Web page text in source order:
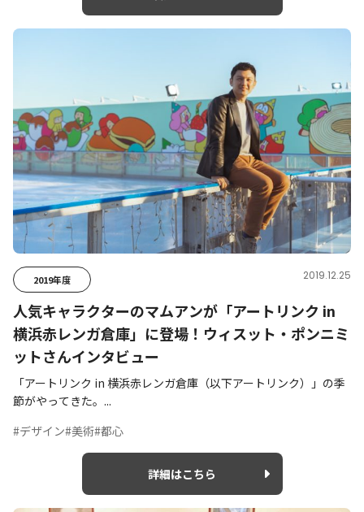
2019年度 2019.12.25
人気キャラクターのマムアンが「アートリンク in
横浜赤レンガ倉庫」に登場！ウィスット・ポンニミ
ットさんインタビュー
「アートリンク in 横浜赤レンガ倉庫（以下アートリンク）」の季
節がやってきた。...
#デザイン#美術#都心
詳細はこちら